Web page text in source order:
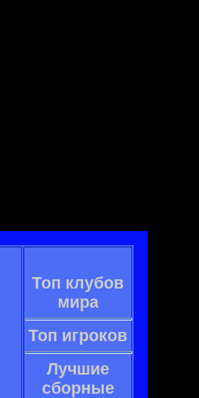
Топ клубов
мира
Топ игроков
Лучшие
сборные